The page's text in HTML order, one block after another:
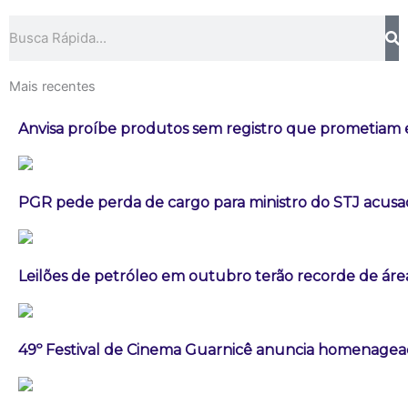
Mais recentes
Anvisa proíbe produtos sem registro que prometiam
PGR pede perda de cargo para ministro do STJ
Leilões de petróleo em outubro terão recorde de
49º Festival de Cinema Guarnicê anuncia